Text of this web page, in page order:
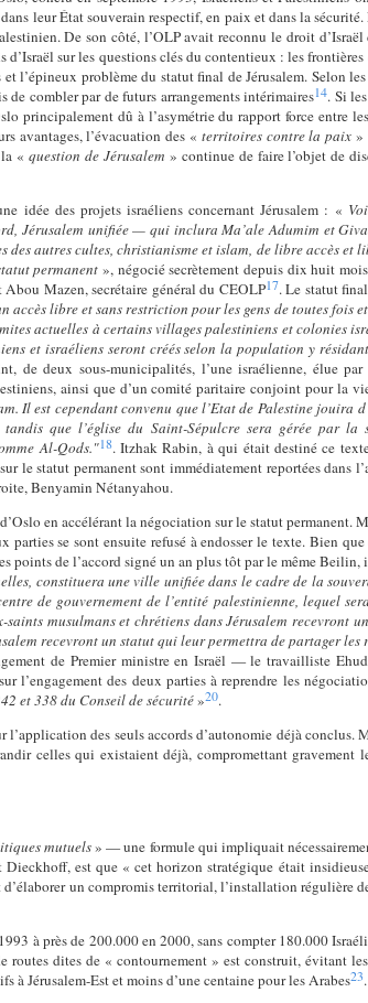
leur État souverain respectif, en paix et dans la sécurité.
De son côté, l’OLP avait reconnu le droit d’Israël
sur les questions clés du contentieux : les
l’épineux problème du statut final de Jérusalem. Selon
de combler par de futurs arrangements intérimaires14. Si
principalement dû à l’asymétrie du rapport force entre
avantages, l’évacuation des « territoires contre la paix »
la «question de Jérusalem » continue de faire l’objet de
idée des projets israéliens concernant Jérusalem : «
Jérusalem unifiée — qui inclura Ma’ale Adumim et
des autres cultes, christianisme et islam, de libre accès et
permanent », négocié secrètement depuis dix huit
Mazen, secrétaire général du CEOLP17. Le statut
accès libre et sans restriction pour les gens de toutes fois
actuelles à certains villages palestiniens et colonies
et israéliens seront créés selon la population y
de deux sous-municipalités, l’une israélienne, élue par
ainsi que d’un comité paritaire conjoint pour la
Il est cependant convenu que l’Etat de Palestine jouira
que l’église du Saint-Sépulcre sera gérée par la
Al-Qods."18. Itzhak Rabin, à qui était destiné ce
le statut permanent sont immédiatement reportées dans
Benyamin Nétanyahou.
en accélérant la négociation sur le statut permanent.
parties se sont ensuite refusé à endosser le texte. Bien
points de l’accord signé un an plus tôt par le même
constituera une ville unifiée dans le cadre de la
de gouvernement de l’entité palestinienne, lequel
musulmans et chrétiens dans Jérusalem recevront
recevront un statut qui leur permettra de partager les
de Premier ministre en Israël — le travailliste
l’engagement des deux parties à reprendre les
et 338 du Conseil de sécurité»20.
des seuls accords d’autonomie déjà conclus.
celles qui existaient déjà, compromettant gravement
mutuels» — une formule qui impliquait
est que « cet horizon stratégique était
un compromis territorial, l’installation régulière
à près de 200.000 en 2000, sans compter 180.000
routes dites de « contournement » est construit, évitant
à Jérusalem-Est et moins d’une centaine pour les Arabes23.